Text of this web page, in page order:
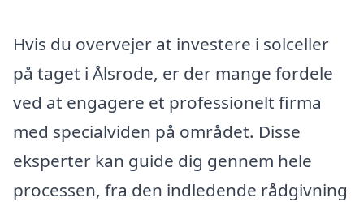
Hvis du overvejer at investere i solceller
på taget i Ålsrode, er der mange fordele
ved at engagere et professionelt firma
med specialviden på området. Disse
eksperter kan guide dig gennem hele
processen, fra den indledende rådgivning